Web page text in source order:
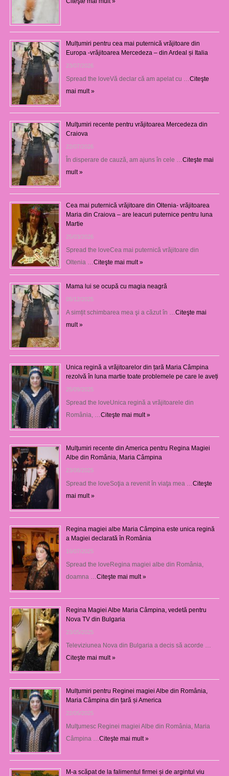
Mulțumiri pentru cea mai puternică vrăjitoare din
Europa -vrăjitoarea Mercedeza – din Ardeal și Italia
23/07/2026
Spread the loveVă declar că am apelat cu …Citeşte
mai mult »
Mulţumiri recente pentru vrăjitoarea Mercedeza din
Craiova
22/07/2026
În disperare de cauză, am ajuns în cele …Citeşte mai
mult »
Cea mai puternică vrăjitoare din Oltenia- vrăjitoarea
Maria din Craiova – are leacuri puternice pentru luna
Martie
25/03/2026
Spread the loveCea mai puternică vrăjitoare din
Oltenia …Citeşte mai mult »
Mama lui se ocupă cu magia neagră
05/12/2025
A simțit schimbarea mea şi a căzut în …Citeşte mai
mult »
Unica regină a vrăjitoarelor din țară Maria Câmpina
rezolvă în luna martie toate problemele pe care le aveți
25/09/2025
Spread the loveUnica regină a vrăjitoarele din
România, …Citeşte mai mult »
Mulţumiri recente din America pentru Regina Magiei
Albe din România, Maria Câmpina
23/08/2025
Spread the loveSoţia a revenit în viaţa mea …Citeşte
mai mult »
Regina magiei albe Maria Câmpina este unica regină
a Magiei declarată în România
16/07/2025
Spread the loveRegina magiei albe din România,
doamna …Citeşte mai mult »
Regina Magiei Albe Maria Câmpina, vedetă pentru
Nova TV din Bulgaria
23/05/2025
Televiziunea Nova din Bulgaria a decis să acorde …
Citeşte mai mult »
Mulțumiri pentru Reginei magiei Albe din România,
Maria Câmpina din țară și America
22/05/2025
Mulţumesc Reginei magiei Albe din România, Maria
Câmpina …Citeşte mai mult »
M-a scăpat de la falimentul firmei și de argintul viu